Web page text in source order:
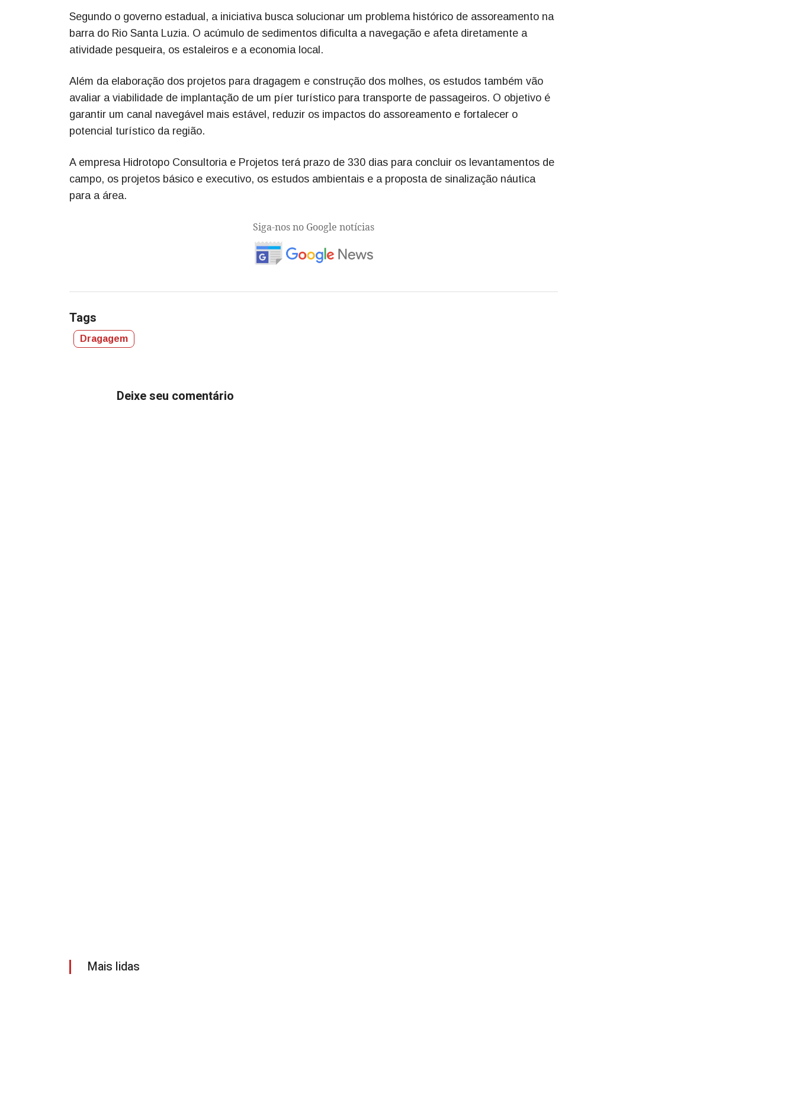
Segundo o governo estadual, a iniciativa busca solucionar um problema histórico de assoreamento na
barra do Rio Santa Luzia. O acúmulo de sedimentos dificulta a navegação e afeta diretamente a
atividade pesqueira, os estaleiros e a economia local.
Além da elaboração dos projetos para dragagem e construção dos molhes, os estudos também vão
avaliar a viabilidade de implantação de um píer turístico para transporte de passageiros. O objetivo é
garantir um canal navegável mais estável, reduzir os impactos do assoreamento e fortalecer o
potencial turístico da região.
A empresa Hidrotopo Consultoria e Projetos terá prazo de 330 dias para concluir os levantamentos de
campo, os projetos básico e executivo, os estudos ambientais e a proposta de sinalização náutica
para a área.
Siga-nos no Google notícias
Tags
Dragagem
Deixe seu comentário
Mais lidas